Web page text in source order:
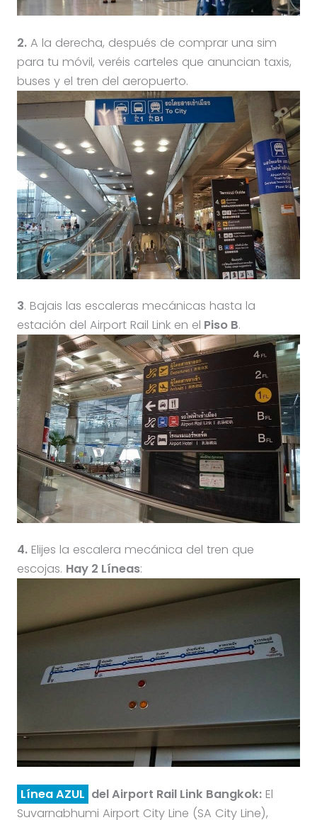
2.A la derecha, después de comprar una sim
para tu móvil, veréis carteles que anuncian taxis,
buses y el tren del aeropuerto.
3. Bajais las escaleras mecánicas hasta la
estación del Airport Rail Link en el Piso B.
4.Elijes la escalera mecánica del tren que
escojas. Hay 2 Líneas:
Línea AZUL del Airport Rail Link Bangkok:El
Suvarnabhumi Airport City Line (SA City Line),